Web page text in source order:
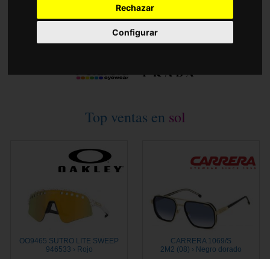
Rechazar
Configurar
Top ventas en sol
OO9465 SUTRO LITE SWEEP
946533 › Rojo
CARRERA 1069/S
2M2 (08) › Negro dorado